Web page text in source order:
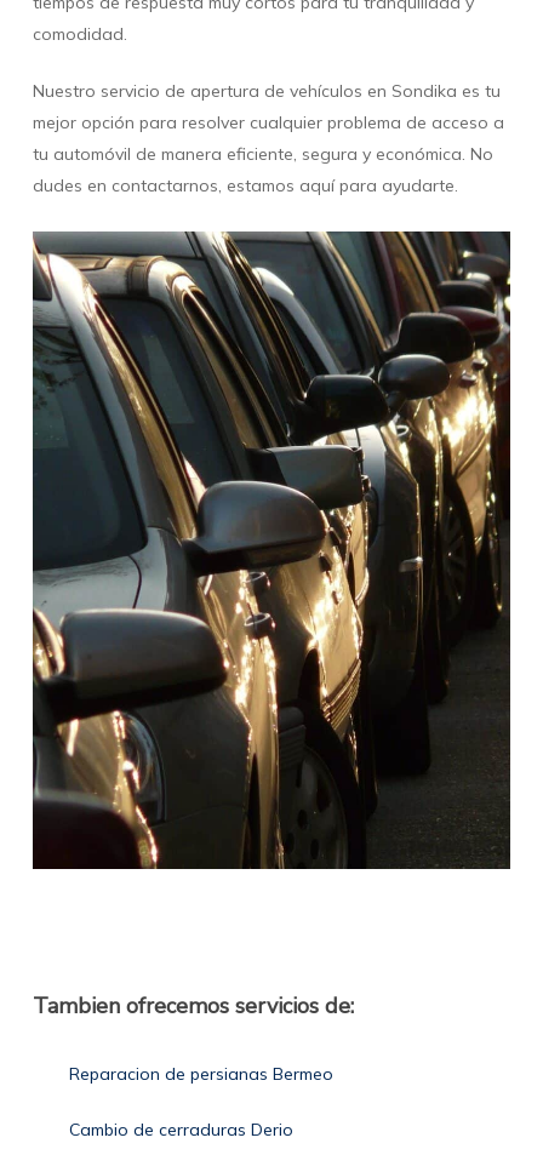
comodidad.
Nuestro servicio de apertura de vehículos en Sondika es tu
mejor opción para resolver cualquier problema de acceso a
tu automóvil de manera eficiente, segura y económica. No
dudes en contactarnos, estamos aquí para ayudarte.
Tambien ofrecemos servicios de:
Reparacion de persianas Bermeo
Cambio de cerraduras Derio